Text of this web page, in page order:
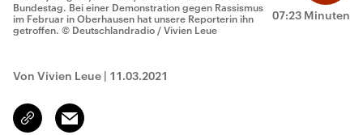
07:23 Minuten
Bundestag. Bei einer Demonstration gegen Rassismus
im Februar in Oberhausen hat unsere Reporterin ihn
getroffen. © Deutschlandradio / Vivien Leue
Von Vivien Leue | 11.03.2021
Link
kopieren/teilen
Email